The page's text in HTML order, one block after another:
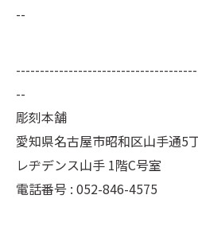
--
--
彫刻本舗
愛知県名古屋市昭和区山手通5
レヂデンス山手 1階C号室
電話番号 : 052-846-4575